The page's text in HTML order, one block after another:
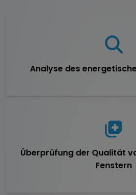
Analyse des
Überprüfung der Qualität
Fenstern